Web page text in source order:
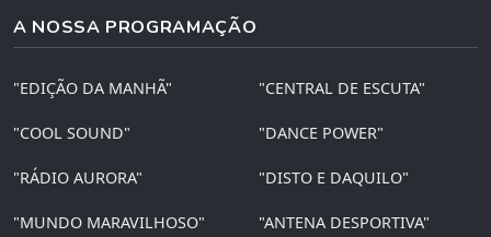
A NOSSA PROGRAMAÇÃO
"EDIÇÃO DA MANHÃ" "CENTRAL DE ESCUTA"
"COOL SOUND" "DANCE POWER"
"RÁDIO AURORA" "DISTO E DAQUILO"
"MUNDO MARAVILHOSO" "ANTENA DESPORTIVA"